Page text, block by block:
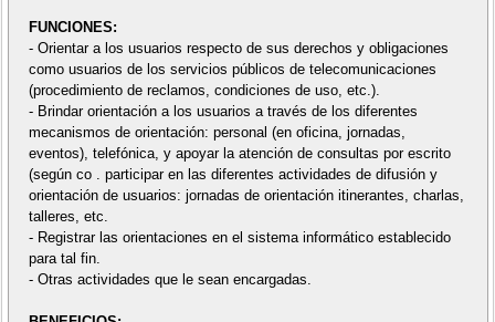
FUNCIONES:
- Orientar a los usuarios respecto de sus derechos y obligaciones
como usuarios de los servicios públicos de telecomunicaciones
(procedimiento de reclamos, condiciones de uso, etc.).
- Brindar orientación a los usuarios a través de los diferentes
mecanismos de orientación: personal (en oficina, jornadas,
eventos), telefónica, y apoyar la atención de consultas por escrito
(según co . participar en las diferentes actividades de difusión y
orientación de usuarios: jornadas de orientación itinerantes, charlas,
talleres, etc.
- Registrar las orientaciones en el sistema informático establecido
para tal fin.
- Otras actividades que le sean encargadas.